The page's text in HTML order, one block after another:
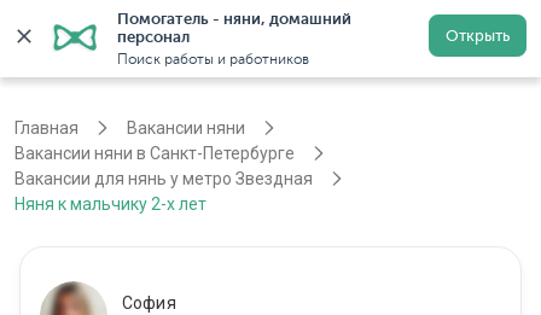
Помогатель - няни, домашний
персонал
Поиск работы и работников
Открыть
Санкт-Петербург Регистрация
Главная
Вакансии няни
Вакансии няни в Санкт-Петербурге
Вакансии для нянь у метро Звездная
Няня к мальчику 2-х лет
София